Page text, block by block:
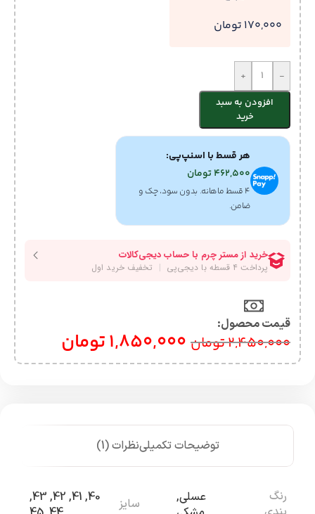
170,000 تومان
-
+
افزودن به سبد
خرید
هر قسط با اسنپ‌پی:
462,500تومان
۴ قسط ماهانه. بدون سود، چک و
ضامن.
قیمت محصول:​
2,450,000تومان 1,850,000تومان
توضیحات تکمیلینظرات (1)
رنگ
عسلی,
سایز 40
,
41
,
42
,
43
,